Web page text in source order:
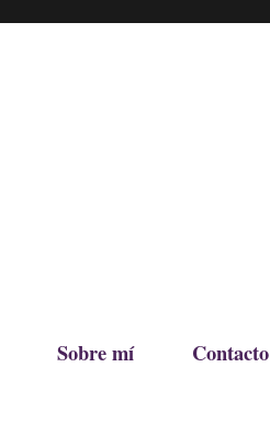
Sobre mí Contacto